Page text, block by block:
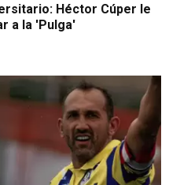
Héctor Cúper le
a la 'Pulga'